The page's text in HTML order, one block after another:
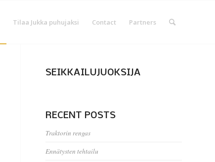
Tilaa Jukka puhujaksi Contact Partners
SEIKKAILUJUOKSIJA
RECENT POSTS
Traktorin rengas
Ennätysten tehtailu